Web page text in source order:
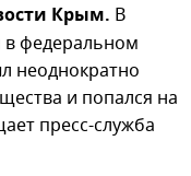
Крым. В
в федеральном
неоднократно
и попался на
пресс-служба